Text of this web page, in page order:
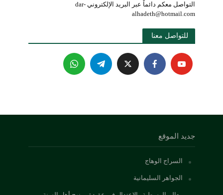
التواصل معكم دائماً عبر البريد الإلكتروني dar-
alhadeth@hotmail.com
للتواصل معنا
جديد الموقع
السراج الوهاج
الجواهر السليمانية